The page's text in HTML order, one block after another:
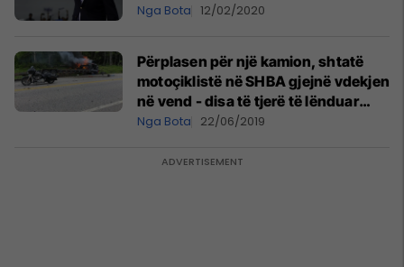
Nga Bota 12/02/2020
Përplasen për një kamion, shtatë
motoçiklistë në SHBA gjejnë vdekjen
në vend - disa të tjerë të lënduar
(Video)
Nga Bota 22/06/2019